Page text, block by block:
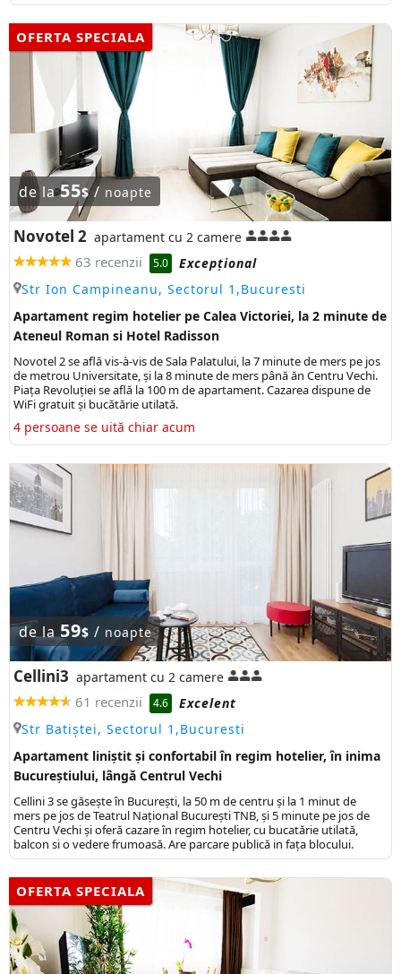
OFERTA SPECIALA
de la55$/ noapte
Novotel 2 apartament cu 2 camere
63 recenzii 5.0
Excepţional
Str Ion Campineanu, Sectorul 1,Bucuresti
Apartament regim hotelier pe Calea Victoriei, la 2 minute de
Ateneul Roman si Hotel Radisson
Novotel 2 se află vis-à-vis de Sala Palatului, la 7 minute de mers pe jos
de metrou Universitate, și la 8 minute de mers până ăn Centru Vechi.
Piața Revoluției se află la 100 m de apartament. Cazarea dispune de
WiFi gratuit și bucătărie utilată.
4 persoane se uită chiar acum
de la59$ / noapte
Cellini3 apartament cu 2 camere
61 recenzii 4.6
Excelent
Str Batiștei, Sectorul 1,Bucuresti
Apartament liniștit și confortabil în regim hotelier, în inima
Bucureștiului, lângă Centrul Vechi
Cellini 3 se găsește în București, la 50 m de centru și la 1 minut de
mers pe jos de Teatrul Național București TNB, și 5 minute pe jos de
Centru Vechi și oferă cazare în regim hotelier, cu bucatărie utilată,
balcon si o vedere frumoasă. Are parcare publică in fața blocului.
OFERTA SPECIALA